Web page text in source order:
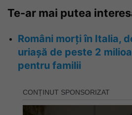
Te-ar mai putea
Români morți în Italia,
uriașă de peste 2
pentru familii